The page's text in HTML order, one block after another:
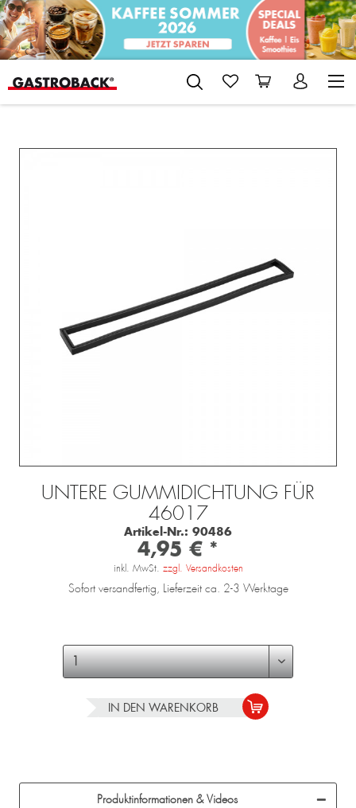
UNTERE GUMMIDICHTUNG FÜR
46017
Artikel-Nr.: 90486
4,95 € *
inkl. MwSt. zzgl. Versandkosten
Sofort versandfertig, Lieferzeit ca. 2-3 Werktage
IN DEN WARENKORB
Produktinformationen & Videos